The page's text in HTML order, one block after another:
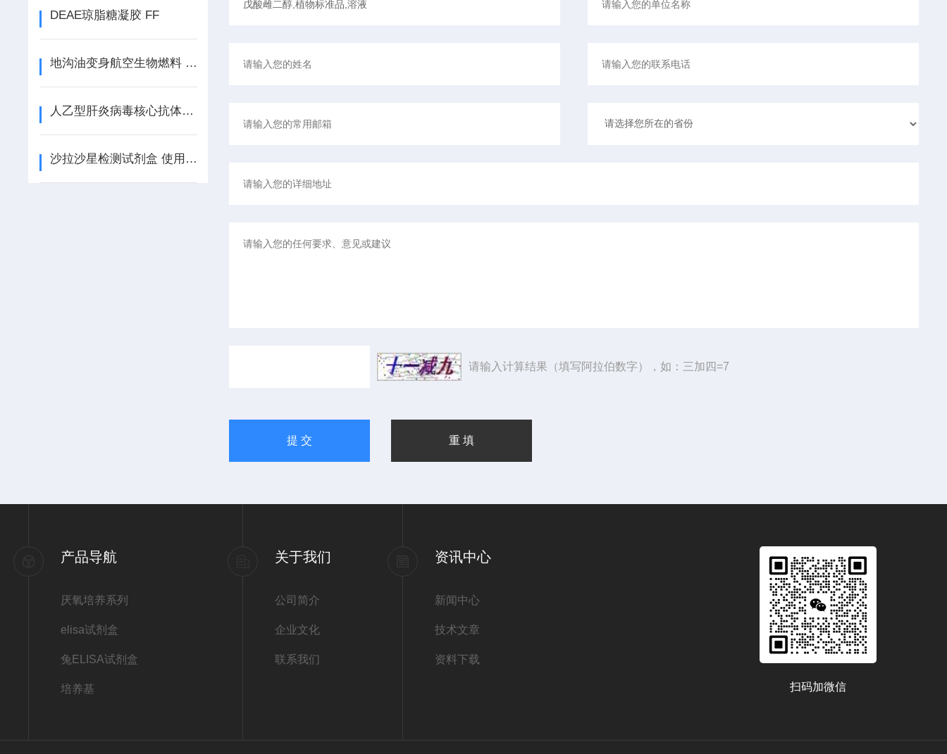
请输入计算结果（填写阿拉伯数字），如：三加四=7
DEAE琼脂糖凝胶 FF
地沟油变身航空生物燃料 生物技术新浪潮
人乙型肝炎病毒核心抗体（HBcAb） ELISA检测试剂盒说明书
沙拉沙星检测试剂盒 使用说明书 （酶联免疫法）
产品导航
厌氧培养系列
elisa试剂盒
兔ELISA试剂盒
培养基
关于我们
公司简介
企业文化
联系我们
资讯中心
新闻中心
技术文章
资料下载
扫码加微信